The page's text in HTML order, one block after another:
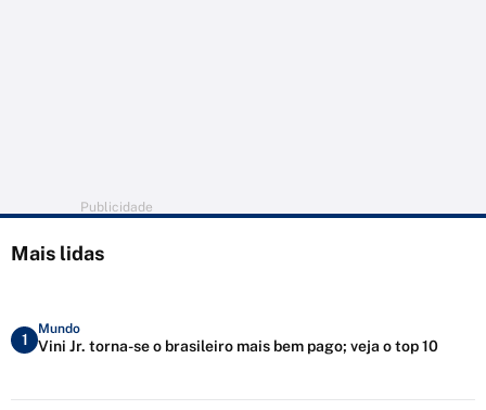
Publicidade
Mais lidas
1
Mundo
Vini Jr. torna-se o brasileiro mais bem pago; veja o top 10